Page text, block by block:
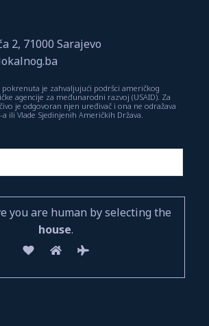
2, 71000 Sarajevo
je zahvaljujući podršci američkog
agencije za međunarodni razvoj (USAID). Za
je odgovoran njen uređivač i ona ne odražava
a ili Vlade Sjedinjenih Američkih Država.
you are human by selecting the
house.